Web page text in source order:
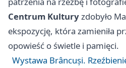
Centrum Kulturyzdobyło
ekspozycję, która zamieniła
opowieść o świetle i pamięci.
Wystawa Brâncuși.